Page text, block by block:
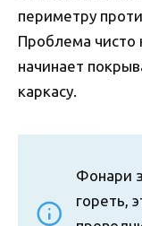
периметру
Проблема чисто
начинает
каркасу.
Фонари
гореть,